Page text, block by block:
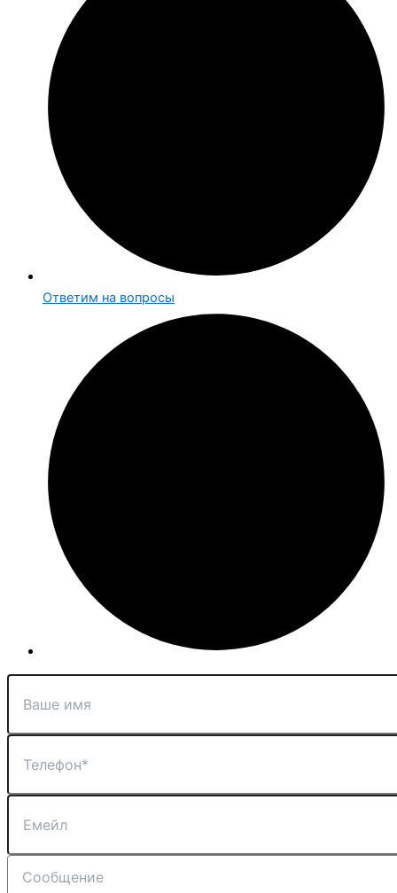
Ответим на вопросы